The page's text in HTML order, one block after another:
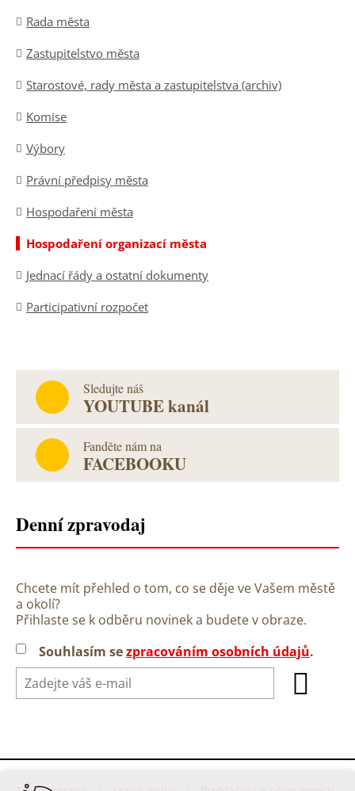
Rada města
Zastupitelstvo města
Starostové, rady města a zastupitelstva (archiv)
Komise
Výbory
Právní předpisy města
Hospodaření města
Hospodaření organizací města
Jednací řády a ostatní dokumenty
Participativní rozpočet
Sledujte náš
YOUTUBE kanál
Fanděte nám na
FACEBOOKU
Denní zpravodaj
Chcete mít přehled o tom, co se děje ve Vašem městě
a okolí?
Přihlaste se k odběru novinek a budete v obraze.
Souhlasím sezpracováním osobních údajů.